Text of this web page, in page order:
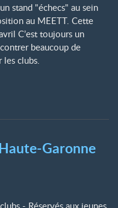
stand "échecs" au sein
au MEETT. Cette
C’est toujours un
beaucoup de
clubs.
Garonne